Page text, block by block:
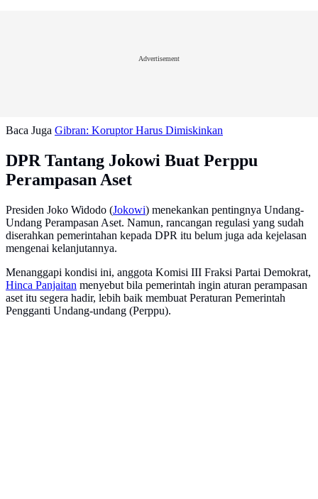
Advertisement
Baca Juga Gibran: Koruptor Harus Dimiskinkan
DPR Tantang Jokowi Buat Perppu
Perampasan Aset
Presiden Joko Widodo (Jokowi) menekankan pentingnya Undang-
Undang Perampasan Aset. Namun, rancangan regulasi yang sudah
diserahkan pemerintahan kepada DPR itu belum juga ada kejelasan
mengenai kelanjutannya.
Menanggapi kondisi ini, anggota Komisi III Fraksi Partai Demokrat,
Hinca Panjaitan menyebut bila pemerintah ingin aturan perampasan
aset itu segera hadir, lebih baik membuat Peraturan Pemerintah
Pengganti Undang-undang (Perppu).